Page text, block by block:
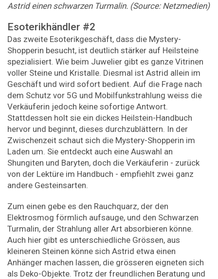
Astrid einen schwarzen Turmalin. (Source: Netzmedien)
Esoterikhändler #2
Das zweite Esoterikgeschäft, dass die Mystery-
Shopperin besucht, ist deutlich stärker auf Heilsteine
spezialisiert. Wie beim Juwelier gibt es ganze Vitrinen
voller Steine und Kristalle. Diesmal ist Astrid allein im
Geschäft und wird sofort bedient. Auf die Frage nach
dem Schutz vor 5G und Mobilfunkstrahlung weiss die
Verkäuferin jedoch keine sofortige Antwort.
Stattdessen holt sie ein dickes Heilstein-Handbuch
hervor und beginnt, dieses durchzublättern. In der
Zwischenzeit schaut sich die Mystery-Shopperin im
Laden um. Sie entdeckt auch eine Auswahl an
Shungiten und Baryten, doch die Verkäuferin - zurück
von der Lektüre im Handbuch - empfiehlt zwei ganz
andere Gesteinsarten.
Zum einen gebe es den Rauchquarz, der den
Elektrosmog förmlich aufsauge, und den Schwarzen
Turmalin, der Strahlung aller Art absorbieren könne.
Auch hier gibt es unterschiedliche Grössen, aus
kleineren Steinen könne sich Astrid etwa einen
Anhänger machen lassen, die grösseren eigneten sich
als Deko-Objekte. Trotz der freundlichen Beratung und